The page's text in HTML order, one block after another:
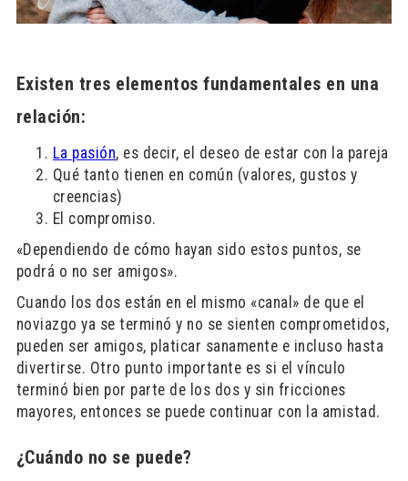
Existen tres elementos fundamentales en una
relación:
La pasión, es decir, el deseo de estar con la pareja
Qué tanto tienen en común (valores, gustos y
creencias)
El compromiso.
«Dependiendo de cómo hayan sido estos puntos, se
podrá o no ser amigos».
Cuando los dos están en el mismo «canal» de que el
noviazgo ya se terminó y no se sienten comprometidos,
pueden ser amigos, platicar sanamente e incluso hasta
divertirse. Otro punto importante es si el vínculo
terminó bien por parte de los dos y sin fricciones
mayores, entonces se puede continuar con la amistad.
¿Cuándo no se puede?